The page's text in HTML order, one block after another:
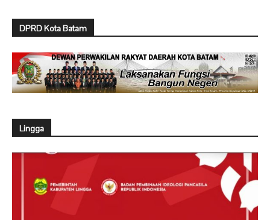
DPRD Kota Batam
Lingga